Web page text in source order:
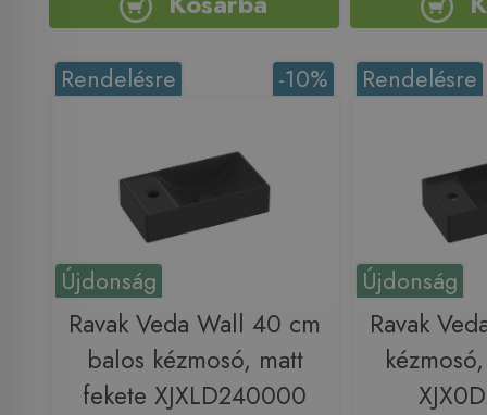
Újdonság
-10%
Rendelésre
Ravak Veda Wall 40 cm
balos kézmosó, matt
fekete XJXLD240000
Újdonság
Rendelésre
Ravak